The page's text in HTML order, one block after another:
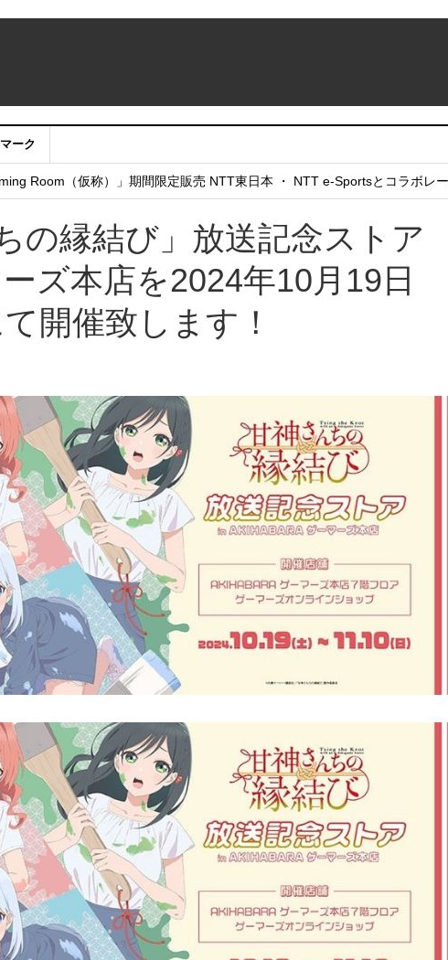
ーク
ウントサービス移行のお知らせ
Room（仮称）」期間限定販売 NTT東日本 ・ NTT e-Sportsとコラボレ
の縁結び」放送記念ストア
ズ本店を2024年10月19日
開催致します！